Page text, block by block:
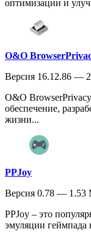
оптимизации и
O&O
Версия 16.12.86 —
O&O
обеспечение,
жизни...
PPJoy
Версия 0.78 — 1.53
PPJoy – это
эмуляции геймпада